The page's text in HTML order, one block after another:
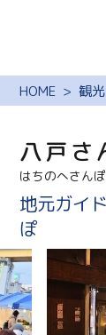
HOME 観
八戸さ
はちのへさん
地元ガイ
ぽ